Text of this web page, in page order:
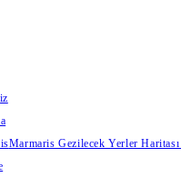
Marmaris Gezilecek Yerler